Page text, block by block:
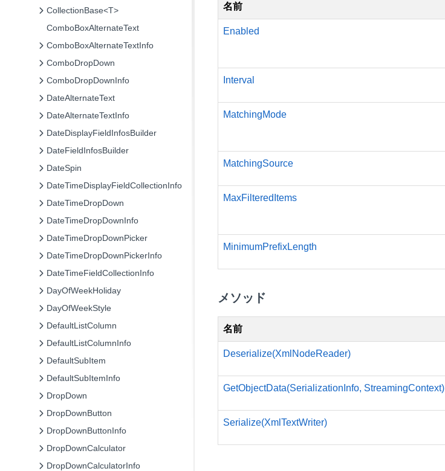
CollectionBase<T>
ComboBoxAlternateText
ComboBoxAlternateTextInfo
ComboDropDown
ComboDropDownInfo
DateAlternateText
DateAlternateTextInfo
DateDisplayFieldInfosBuilder
DateFieldInfosBuilder
DateSpin
DateTimeDisplayFieldCollectionInfo
DateTimeDropDown
DateTimeDropDownInfo
DateTimeDropDownPicker
DateTimeDropDownPickerInfo
DateTimeFieldCollectionInfo
DayOfWeekHoliday
DayOfWeekStyle
DefaultListColumn
DefaultListColumnInfo
DefaultSubItem
DefaultSubItemInfo
DropDown
DropDownButton
DropDownButtonInfo
DropDownCalculator
DropDownCalculatorInfo
名前
Enabled
Interval
MatchingMode
MatchingSource
MaxFilteredItems
MinimumPrefixLength
メソッド
名前
Deserialize(XmlNodeReader)
GetObjectData(SerializationInfo, StreamingContext)
Serialize(XmlTextWriter)